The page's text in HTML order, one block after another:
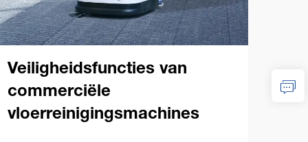
Veiligheidsfuncties van
commerciële
vloerreinigingsmachines